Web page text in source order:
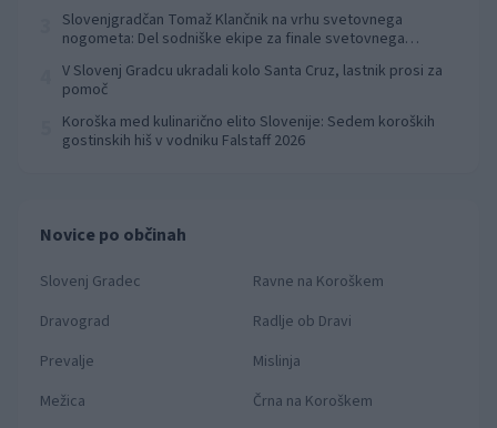
Slovenjgradčan Tomaž Klančnik na vrhu svetovnega
nogometa: Del sodniške ekipe za finale svetovnega
V Slovenj Gradcu ukradali kolo Santa Cruz, lastnik prosi za
pomoč
Koroška med kulinarično elito Slovenije: Sedem koroških
gostinskih hiš v vodniku Falstaff 2026
Novice po občinah
Slovenj Gradec
Ravne na Koroškem
Dravograd
Radlje ob Dravi
Prevalje
Mislinja
Mežica
Črna na Koroškem